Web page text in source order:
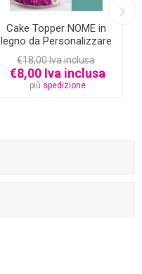
Cake Topper NOME in
legno da Personalizzare
€18,00 Iva inclusa
€8,00 Iva inclusa
più spedizione